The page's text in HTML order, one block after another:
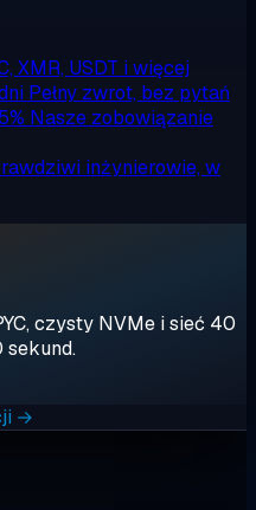
XMR, USDT i więcej
Pełny zwrot, bez pytań
Nasze zobowiązanie
inżynierowie, w
czysty NVMe i sieć 40
sekund.
→